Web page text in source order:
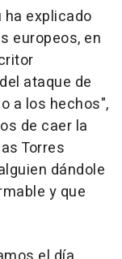
ha explicado
europeos, en
ataque de
a los hechos",
de caer la
Torres
dándole
y que